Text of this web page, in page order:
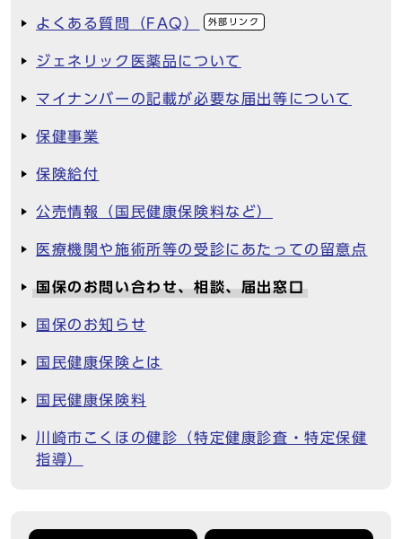
よくある質問（FAQ） 外部リンク
ジェネリック医薬品について
マイナンバーの記載が必要な届出等について
保健事業
保険給付
公売情報（国民健康保険料など）
医療機関や施術所等の受診にあたっての留意点
国保のお問い合わせ、相談、届出窓口
国保のお知らせ
国民健康保険とは
国民健康保険料
川崎市こくほの健診（特定健康診査・特定保健
指導）